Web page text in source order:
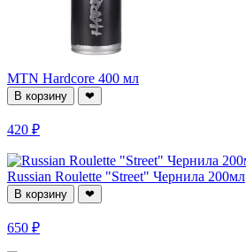
MTN Hardcore 400 мл
В корзину ❤
420 ₽
Russian Roulette "Street" Чернила 200мл
В корзину ❤
650 ₽